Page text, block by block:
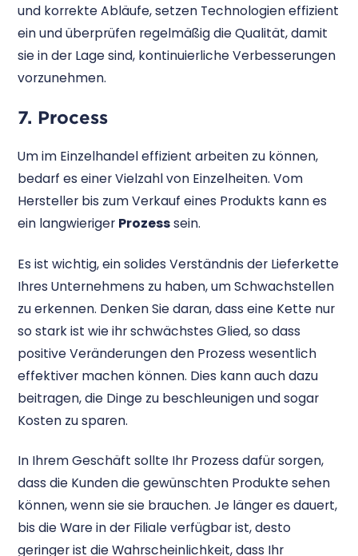
und korrekte Abläufe, setzen Technologien effizient
ein und überprüfen regelmäßig die Qualität, damit
sie in der Lage sind, kontinuierliche Verbesserungen
vorzunehmen.
7. Process
Um im Einzelhandel effizient arbeiten zu können,
bedarf es einer Vielzahl von Einzelheiten. Vom
Hersteller bis zum Verkauf eines Produkts kann es
ein langwieriger Prozesssein.
Es ist wichtig, ein solides Verständnis der Lieferkette
Ihres Unternehmens zu haben, um Schwachstellen
zu erkennen. Denken Sie daran, dass eine Kette nur
so stark ist wie ihr schwächstes Glied, so dass
positive Veränderungen den Prozess wesentlich
effektiver machen können. Dies kann auch dazu
beitragen, die Dinge zu beschleunigen und sogar
Kosten zu sparen.
In Ihrem Geschäft sollte Ihr Prozess dafür sorgen,
dass die Kunden die gewünschten Produkte sehen
können, wenn sie sie brauchen. Je länger es dauert,
bis die Ware in der Filiale verfügbar ist, desto
geringer ist die Wahrscheinlichkeit, dass Ihr